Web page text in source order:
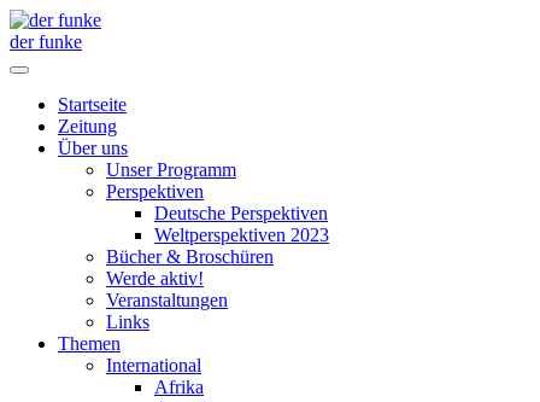
der funke
Startseite
Zeitung
Über uns
Unser Programm
Perspektiven
Deutsche Perspektiven
Weltperspektiven 2023
Bücher & Broschüren
Werde aktiv!
Veranstaltungen
Links
Themen
International
Afrika